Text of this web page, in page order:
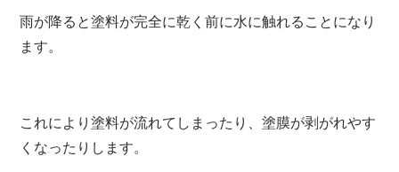
雨が降ると塗料が完全に乾く前に水に触れることになり
ます。
これにより塗料が流れてしまったり、塗膜が剥がれやす
くなったりします。